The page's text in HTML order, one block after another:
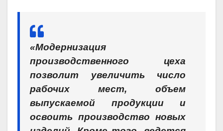
«Модернизация
производственного цеха
позволит увеличить число
рабочих мест, объем
выпускаемой продукции и
освоить производство новых